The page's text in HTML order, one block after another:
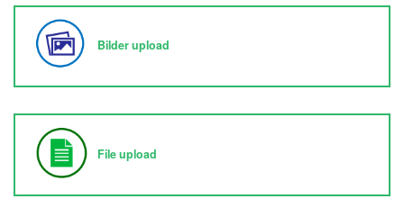
Bilder upload
File upload